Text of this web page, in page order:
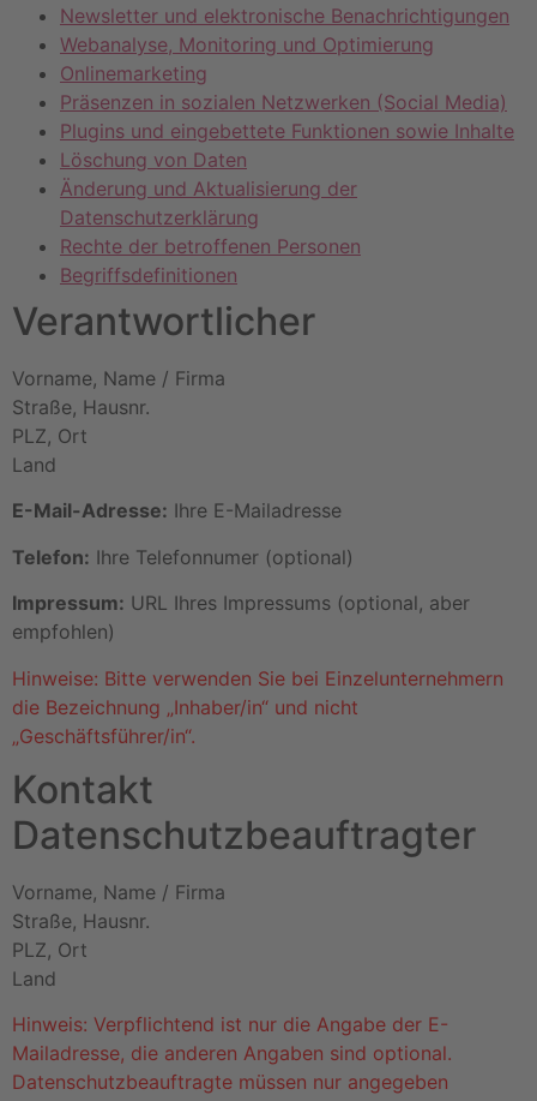
Newsletter und elektronische Benachrichtigungen
Webanalyse, Monitoring und Optimierung
Onlinemarketing
Präsenzen in sozialen Netzwerken (Social Media)
Plugins und eingebettete Funktionen sowie Inhalte
Löschung von Daten
Änderung und Aktualisierung der
Datenschutzerklärung
Rechte der betroffenen Personen
Begriffsdefinitionen
Verantwortlicher
Vorname, Name / Firma
Straße, Hausnr.
PLZ, Ort
Land
E-Mail-Adresse: Ihre E-Mailadresse
Telefon: Ihre Telefonnumer (optional)
Impressum: URL Ihres Impressums (optional, aber
empfohlen)
Hinweise: Bitte verwenden Sie bei Einzelunternehmern
die Bezeichnung „Inhaber/in“ und nicht
„Geschäftsführer/in“.
Kontakt
Datenschutzbeauftragter
Vorname, Name / Firma
Straße, Hausnr.
PLZ, Ort
Land
Hinweis: Verpflichtend ist nur die Angabe der E-
Mailadresse, die anderen Angaben sind optional.
Datenschutzbeauftragte müssen nur angegeben